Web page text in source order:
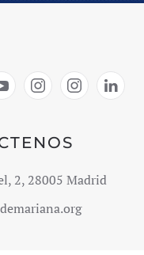
2, 28005 Madrid